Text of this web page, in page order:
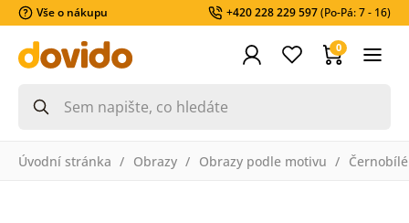
Vše o nákupu +420 228 229 597(Po-Pá: 7 - 16)
0
Úvodní stránka Obrazy Obrazy podle motivu